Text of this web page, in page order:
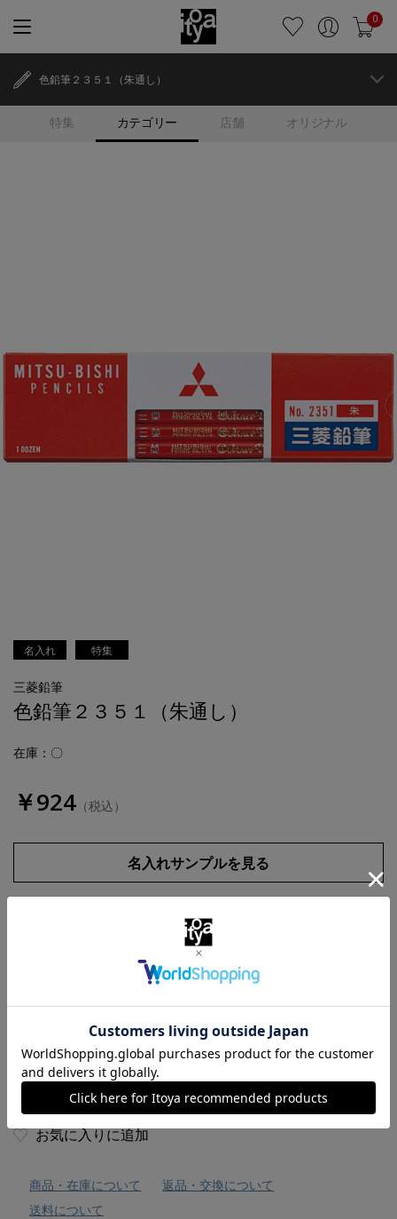
0
特集 カテゴリー 店舗 オリジナル
色鉛筆２３５１（朱通し）
名入れ 特集
三菱鉛筆
色鉛筆２３５１（朱通し）
在庫：〇
￥924 （税込）
名入れサンプルを見る
お気に入りに追加
商品・在庫について
返品・交換について
送料について